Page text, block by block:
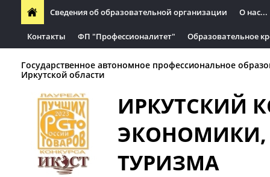
Сведения об образовательной организации О нас...
Контакты ФП "Профессионалитет" Образовательное
Государственное автономное профессиональное
Иркутской области
ИРКУТСКИЙ
ЭКОНОМИКИ,
ТУРИЗМА